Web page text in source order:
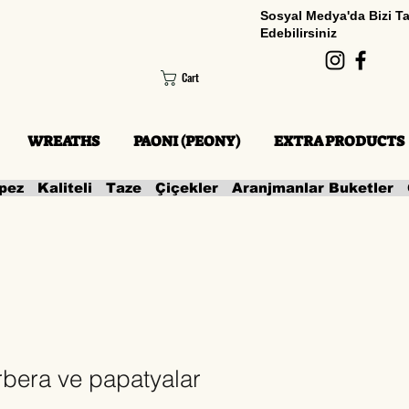
Cart
Sosyal Medya'da Bizi
Edebilirsiniz
WREATHS PAONI (PEONY) EXTRA PRODUCTS
ve papatyalar